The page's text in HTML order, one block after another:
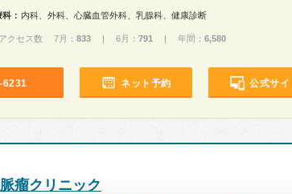
： 内科、外科、心臓血管外科、乳腺科、健康診断
アクセス数 7月： 833 | 6月： 791 | 年間： 6,580
6231 ネット予約 公式サイ
瘤クリニック